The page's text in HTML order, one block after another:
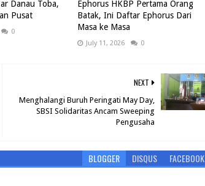
Danau Toba,
Pusat
0
Ephorus HKBP Pertama Orang
Batak, Ini Daftar Ephorus Dari
Masa ke Masa
July 11, 2026 0
NEXT
Menghalangi Buruh Peringati May Day,
SBSI Solidaritas Ancam Sweeping
Pengusaha
BLOGGER DISQUS FACEBOOK